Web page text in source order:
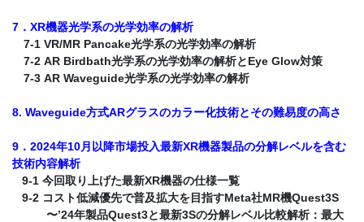
7．XR機器光学系の光学効率の解析
7-1 VR/MR Pancake光学系の光学効率の解析
7-2 AR Birdbath光学系の光学効率の解析とEye Glow対策
7-3 AR Waveguide光学系の光学効率の解析
8. Waveguide方式ARグラスのカラー化技術とその難易度の高さ
9．2024年10月以降市場投入最新XR機器製品の分解レベルを含む
技術内容解析
9-1 今回取り上げた最新XR機器の仕様一覧
9-2 コスト低減優先で普及拡大を目指すMeta社MR機Quest3S
〜’24年製品Quest3と最新3Sの分解レベル比較解析：最大